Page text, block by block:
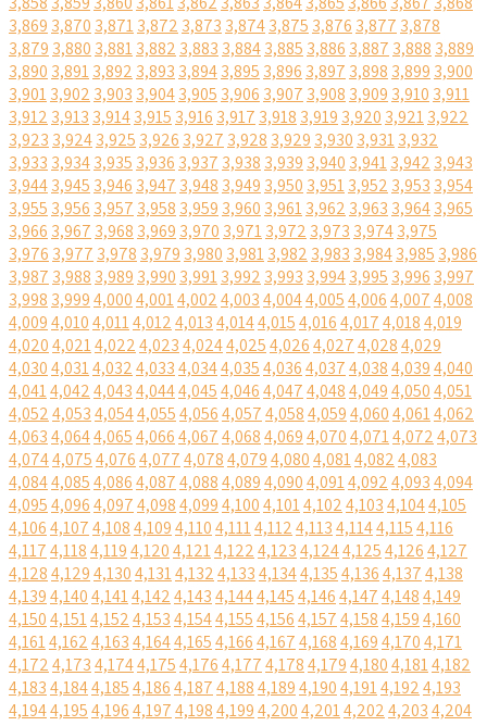
3,869 3,870 3,8713,872 3,873 3,8743,875 3,876 3,877 3,878
3,879 3,880 3,8813,882 3,883 3,8843,885 3,886 3,887 3,888 3,889
3,890 3,8913,892 3,893 3,8943,895 3,896 3,897 3,898 3,899 3,900
3,9013,902 3,903 3,9043,905 3,906 3,907 3,908 3,909 3,910 3,911
3,912 3,913 3,9143,915 3,916 3,917 3,918 3,919 3,920 3,9213,922
3,923 3,9243,925 3,926 3,927 3,928 3,929 3,930 3,9313,932
3,933 3,9343,935 3,936 3,937 3,938 3,939 3,940 3,9413,942 3,943
3,9443,945 3,946 3,947 3,948 3,949 3,950 3,9513,952 3,953 3,954
3,955 3,956 3,957 3,958 3,959 3,960 3,9613,962 3,963 3,9643,965
3,966 3,967 3,968 3,969 3,970 3,9713,972 3,973 3,9743,975
3,976 3,977 3,978 3,979 3,980 3,9813,982 3,983 3,9843,985 3,986
3,987 3,988 3,989 3,990 3,9913,992 3,993 3,9943,995 3,996 3,997
3,998 3,9994,0004,0014,0024,0034,0044,0054,0064,0074,008
4,0094,0104,0114,0124,0134,0144,0154,0164,0174,0184,019
4,0204,0214,0224,0234,0244,0254,0264,0274,0284,029
4,0304,0314,0324,0334,0344,0354,0364,0374,0384,0394,040
4,0414,0424,0434,0444,0454,0464,0474,0484,0494,0504,051
4,0524,0534,0544,0554,0564,0574,0584,0594,0604,0614,062
4,0634,0644,0654,0664,0674,0684,0694,0704,0714,0724,073
4,0744,0754,0764,0774,0784,0794,0804,0814,0824,083
4,0844,0854,0864,0874,0884,0894,0904,0914,0924,0934,094
4,0954,0964,0974,0984,0994,1004,1014,1024,1034,1044,105
4,1064,1074,1084,1094,1104,1114,1124,1134,1144,1154,116
4,1174,1184,1194,1204,1214,1224,1234,1244,1254,1264,127
4,1284,1294,1304,1314,1324,1334,1344,1354,1364,1374,138
4,1394,1404,1414,1424,1434,1444,1454,1464,1474,1484,149
4,1504,1514,1524,1534,1544,1554,1564,1574,1584,1594,160
4,1614,1624,1634,1644,1654,1664,1674,1684,1694,1704,171
4,1724,1734,1744,1754,1764,1774,1784,1794,1804,1814,182
4,1834,1844,1854,1864,1874,1884,1894,1904,1914,1924,193
4,1944,1954,1964,1974,1984,1994,2004,2014,2024,2034,204